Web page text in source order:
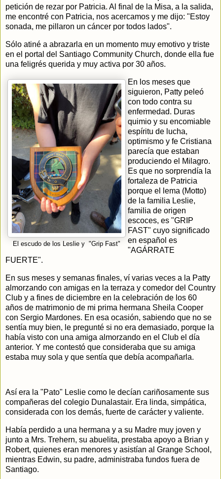
petición de rezar por Patricia. Al final de la Misa, a la salida,
me encontré con Patricia, nos acercamos y me dijo: "Estoy
sonada, me pillaron un cáncer por todos lados".
Sólo atiné a abrazarla en un momento muy emotivo y triste
en el portal del Santiago Community Church, donde ella fue
una feligrés querida y muy activa por 30 años.
El escudo de los Leslie y "Grip Fast"
En los meses que
siguieron, Patty peleó
con todo contra su
enfermedad. Duras
quimio y su encomiable
espíritu de lucha,
optimismo y fe Cristiana
parecía que estaban
produciendo el Milagro.
Es que no sorprendía la
fortaleza de Patricia
porque el lema (Motto)
de la familia Leslie,
familia de origen
escoces, es "GRIP
FAST" cuyo significado
en español es
"AGÁRRATE
FUERTE".
En sus meses y semanas finales, ví varias veces a la Patty
almorzando con amigas en la terraza y comedor del Country
Club y a fines de diciembre en la celebración de los 60
años de matrimonio de mi prima hermana Sheila Cooper
con Sergio Mardones. En esa ocasión, sabiendo que no se
sentía muy bien, le pregunté si no era demasiado, porque la
había visto con una amiga almorzando en el Club el día
anterior. Y me contestó que consideraba que su amiga
estaba muy sola y que sentía que debía acompañarla.
Así era la "Pato" Leslie como le decían cariñosamente sus
compañeras del colegio Dunalastair. Era linda, simpática,
considerada con los demás, fuerte de carácter y valiente.
Había perdido a una hermana y a su Madre muy joven y
junto a Mrs. Trehern, su abuelita, prestaba apoyo a Brian y
Robert, quienes eran menores y asistían al Grange School,
mientras Edwin, su padre, administraba fundos fuera de
Santiago.